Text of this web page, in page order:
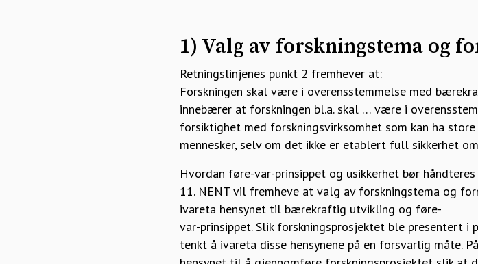
1) Valg av forskningstema og
Retningslinjenes punkt 2 fremhever at:
Forskningen skal være i overensstemmelse med
innebærer at forskningen bl.a. skal … være i
forsiktighet med forskningsvirksomhet som kan ha
mennesker, selv om det ikke er etablert full sikkerhet
Hvordan føre-var-prinsippet og usikkerhet bør
11. NENT vil fremheve at valg av forskningstema og
ivareta hensynet til bærekraftig utvikling og føre-
var-prinsippet. Slik forskningsprosjektet ble presentert
tenkt å ivareta disse hensynene på en forsvarlig måte.